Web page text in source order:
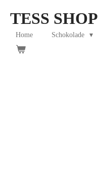
main
content
TESS SHOP
Home Schokolade